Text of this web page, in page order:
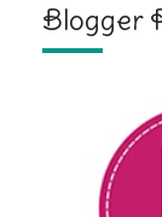
Blogger